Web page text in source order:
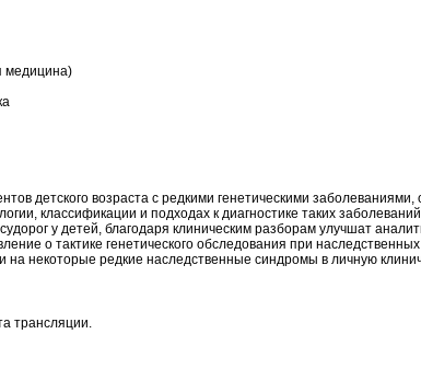
медицина)
детского возраста с редкими генетическими заболеваниями,
классификации и подходах к диагностике таких
у детей, благодаря клиническим разборам улучшат
о тактике генетического обследования при
некоторые редкие наследственные синдромы в личную
трансляции.